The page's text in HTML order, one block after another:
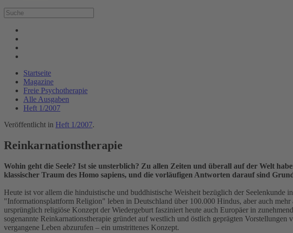
Startseite
Magazine
Freie Psychotherapie
Alle Ausgaben
Heft 1/2007
Veröffentlicht in Heft 1/2007.
Reinkarnationstherapie
Wohin geht die Seele? Ist sie unsterblich? Zu allen Zeiten und überall auf der Welt
klassischer Traum des Homo sapiens, und die vorläufigen Antworten darauf sind
Heute ist vor allem die hinduistische und buddhistische Weisheit bezüglich der Seelenkunde
"Informationsplattform Religion" leben in Deutschland über 100.000 Hindus, aber auch
ursprünglich religiöse Konzept der Wiedergeburt fasziniert heute auch Europäer in
sogenannte Reinkarnationstherapie gründet auf westlich und östlich geprägten
vergangene Leben abzurufen – ein umstrittenes Konzept.